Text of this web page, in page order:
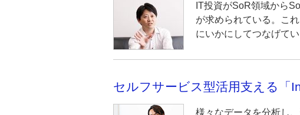
IT投資がSoR領域から
が求められている。こ
にいかにしてつなげて
セルフサービス型活用支える「
様々なデータを分析し